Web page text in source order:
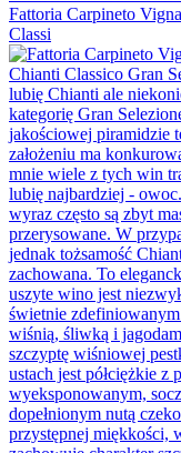
Fattoria Carpineto
Classi